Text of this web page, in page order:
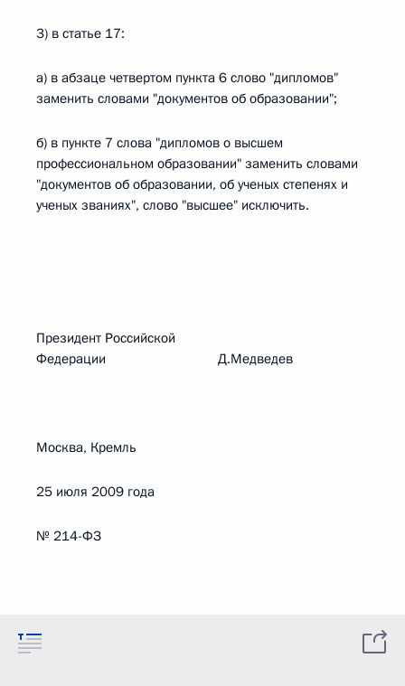
3) в статье 17:
а) в абзаце четвертом пункта 6 слово "дипломов"
заменить словами "документов об образовании";
б) в пункте 7 слова "дипломов о высшем
профессиональном образовании" заменить словами
"документов об образовании, об ученых степенях и
ученых званиях", слово "высшее" исключить.
Президент Российской
Федерации Д.Медведев
Москва, Кремль
25 июля 2009 года
№ 214-ФЗ